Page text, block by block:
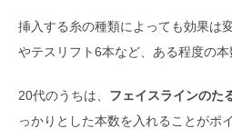
挿入する糸の種類によっても効果は
やテスリフト6本など、ある程度の本
20代のうちは、 フェイスラインのた
っかりとした本数を入れることがポ